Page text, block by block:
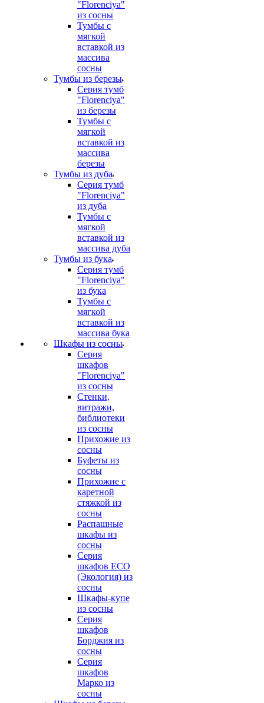
"Florenciya"
из сосны
Тумбы с
мягкой
вставкой из
массива
сосны
Тумбы из березы
Серия тумб
"Florenciya"
из березы
Тумбы с
мягкой
вставкой из
массива
березы
Тумбы из дуба
Серия тумб
"Florenciya"
из дуба
Тумбы с
мягкой
вставкой из
массива дуба
Тумбы из бука
Серия тумб
"Florenciya"
из бука
Тумбы с
мягкой
вставкой из
массива бука
Шкафы из сосны
Серия
шкафов
"Florenciya"
из сосны
Стенки,
витражи,
библиотеки
из сосны
Прихожие из
сосны
Буфеты из
сосны
Прихожие с
каретной
стяжкой из
сосны
Распашные
шкафы из
сосны
Серия
шкафов ECO
(Экология) из
сосны
Шкафы-купе
из сосны
Серия
шкафов
Борджия из
сосны
Серия
шкафов
Марко из
сосны